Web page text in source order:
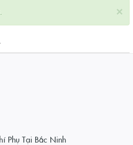
×
Phụ Tại Bắc Ninh